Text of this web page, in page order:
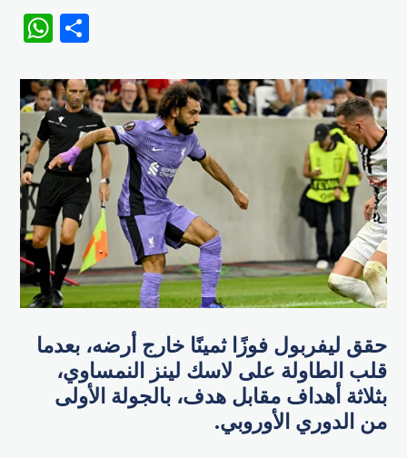
WhatsApp
حقق ليفربول فوزًا ثمينًا خارج أرضه، بعدما
قلب الطاولة على لاسك لينز النمساوي،
بثلاثة أهداف مقابل هدف، بالجولة الأولى
من الدوري الأوروبي.